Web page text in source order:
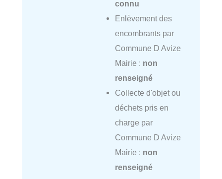
connu
Enlèvement des
encombrants par
Commune D Avize
Mairie : non
renseigné
Collecte d'objet ou
déchets pris en
charge par
Commune D Avize
Mairie : non
renseigné